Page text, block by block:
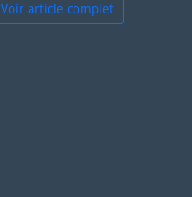
Voir article complet